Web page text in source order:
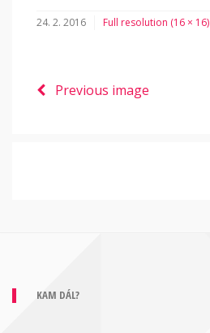
24. 2. 2016 Full resolution (16 × 16)
Previous image
KAM DÁL?